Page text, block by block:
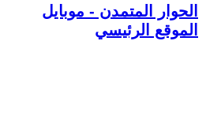
الحوار المتمدن - موبايل
الموقع الرئيسي